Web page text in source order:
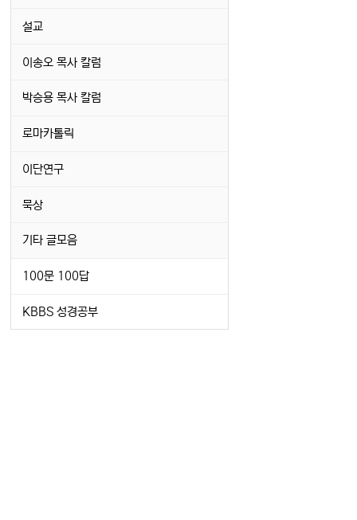
설교
이송오 목사 칼럼
박승용 목사 칼럼
로마카톨릭
이단연구
묵상
기타 글모음
100문 100답
KBBS 성경공부